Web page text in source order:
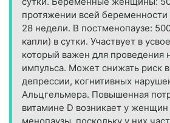
протяжении всей
28 недели. В постменопаузе:
капли) в сутки. Участвует в
который важен для проведения
импульса. Может снижать риск
депрессии, когнитивных
Альцгельмера. Повышенная
витамине D возникает у